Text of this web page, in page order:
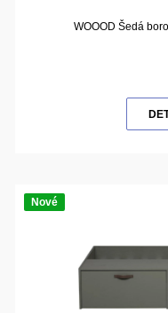
WOOOD Šedá
Nové